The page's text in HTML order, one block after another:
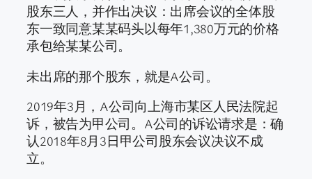
股东三人，并作出决议：出席会议的全体股
东一致同意某某码头以每年1,380万元的价格
承包给某某公司。
未出席的那个股东，就是A公司。
2019年3月，A公司向上海市某区人民法院起
诉，被告为甲公司。A公司的诉讼请求是：确
认2018年8月3日甲公司股东会议决议不成
立。